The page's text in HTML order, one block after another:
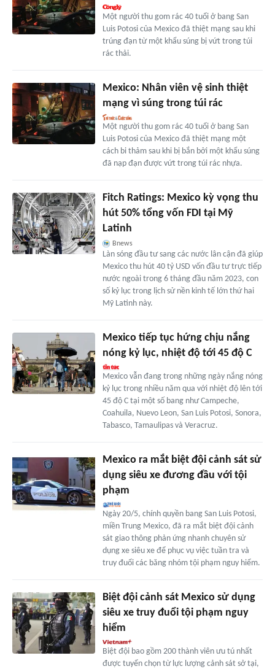
Một người thu gom rác 40 tuổi ở bang San
Luis Potosi của Mexico đã thiệt mạng sau khi
trúng đạn từ một khẩu súng bị vứt trong túi
rác thải.
Mexico: Nhân viên vệ sinh thiệt
mạng vì súng trong túi rác
Một người thu gom rác 40 tuổi ở bang San
Luis Potosi của Mexico đã thiệt mạng một
cách bi thảm sau khi bị bắn bởi một khẩu súng
đã nạp đạn được vứt trong túi rác nhựa.
Fitch Ratings: Mexico kỳ vọng thu
hút 50% tổng vốn FDI tại Mỹ
Latinh
Bnews
Làn sóng đầu tư sang các nước lân cận đã giúp
Mexico thu hút 40 tỷ USD vốn đầu tư trực tiếp
nước ngoài trong 6 tháng đầu năm 2023, con
số kỷ lục trong lịch sử nền kinh tế lớn thứ hai
Mỹ Latinh này.
Mexico tiếp tục hứng chịu nắng
nóng kỷ lục, nhiệt độ tới 45 độ C
Mexico vẫn đang trong những ngày nắng nóng
kỷ lục trong nhiều năm qua với nhiệt độ lên tới
45 độ C tại một số bang như Campeche,
Coahuila, Nuevo Leon, San Luis Potosi, Sonora,
Tabasco, Tamaulipas và Veracruz.
Mexico ra mắt biệt đội cảnh sát sử
dụng siêu xe đương đầu với tội
phạm
Ngày 20/5, chính quyền bang San Luis Potosi,
miền Trung Mexico, đã ra mắt biệt đội cảnh
sát giao thông phản ứng nhanh chuyên sử
dụng xe siêu xe để phục vụ việc tuần tra và
truy đuổi các băng nhóm tội phạm nguy hiểm.
Biệt đội cảnh sát Mexico sử dụng
siêu xe truy đuổi tội phạm nguy
hiểm
Biệt đội bao gồm 200 thành viên ưu tú nhất
được tuyển chọn từ lực lượng cảnh sát sở tại,